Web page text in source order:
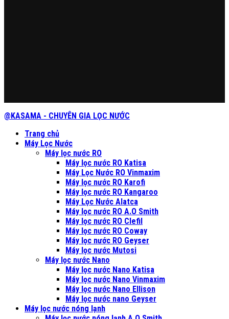
@KASAMA - CHUYÊN GIA LỌC NƯỚC
Trang chủ
Máy Lọc Nước
Máy lọc nước RO
Máy lọc nước RO Katisa
Máy Lọc Nước RO Vinmaxim
Máy lọc nước RO Karofi
Máy lọc nước RO Kangaroo
Máy Lọc Nước Alatca
Máy lọc nước RO A.O Smith
Máy lọc nước RO Clefil
Máy lọc nước RO Coway
Máy lọc nước RO Geyser
Máy lọc nước Mutosi
Máy lọc nước Nano
Máy lọc nước Nano Katisa
Máy lọc nước Nano Vinmaxim
Máy lọc nước Nano Ellison
Máy lọc nước nano Geyser
Máy lọc nước nóng lạnh